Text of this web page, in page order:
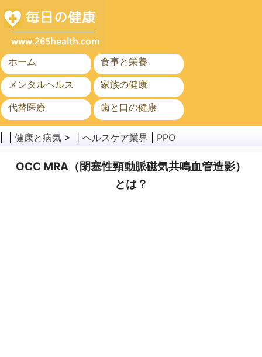
ホーム
食事と栄養
メンタルヘルス
家族の健康
代替医療
歯と口の健康
がん
健康と病気 > | ヘルスケア業界 PPO
OCC MRA（閉塞性頸動脈磁気共鳴血管造影）
とは？